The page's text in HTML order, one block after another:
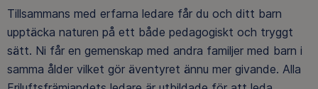
Tillsammans med erfarna ledare får du och ditt barn
upptäcka naturen på ett både pedagogiskt och tryggt
sätt. Ni får en gemenskap med andra familjer med barn i
samma ålder vilket gör äventyret ännu mer givande. Alla